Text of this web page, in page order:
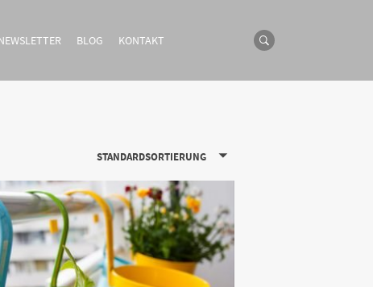
BLOG KONTAKT
STANDARDSORTIERUNG